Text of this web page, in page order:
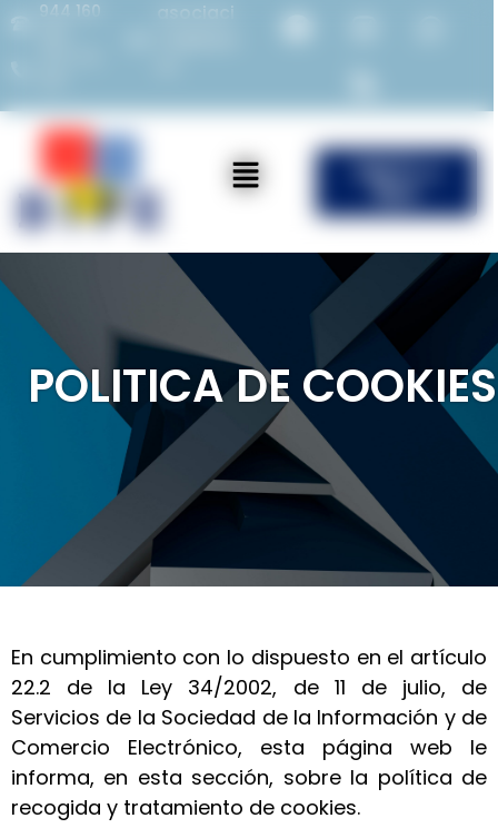
944 160
asociaci
ÚNETE a
POLITICA DE COOKIES
En cumplimiento con lo dispuesto en el artículo
22.2 de la Ley 34/2002, de 11 de julio, de
Servicios de la Sociedad de la Información y de
Comercio Electrónico, esta página web le
informa, en esta sección, sobre la política de
recogida y tratamiento de cookies.